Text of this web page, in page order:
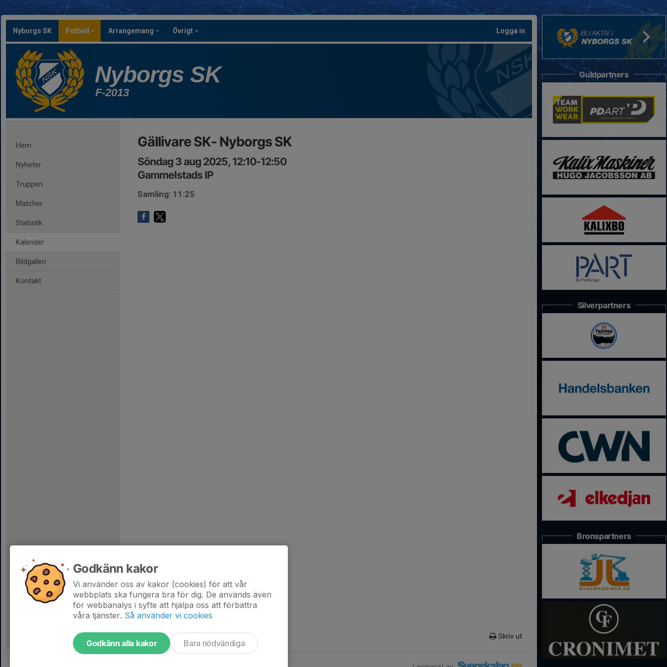
Nyborgs SK Fotboll Arrangemang Övrigt Logga in
Nyborgs SK
F-2013
Hem
Nyheter
Truppen
Matcher
Statistik
Kalender
Bildgalleri
Kontakt
Gällivare SK- Nyborgs SK
Söndag 3 aug 2025, 12:10-12:50
Gammelstads IP
Samling: 11:25
Skriv ut
Guldpartners
Silverpartners
Bronspartners
Godkänn kakor
Vi använder oss av kakor (cookies) för att vår
webbplats ska fungera bra för dig. De används även
för webbanalys i syfte att hjälpa oss att förbättra
våra tjänster. Så använder vi cookies
Godkänn alla kakor Bara nödvändiga